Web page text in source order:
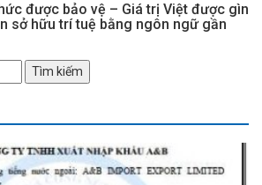
được bảo vệ – Giá trị Việt được gìn
sở hữu trí tuệ bằng ngôn ngữ gần